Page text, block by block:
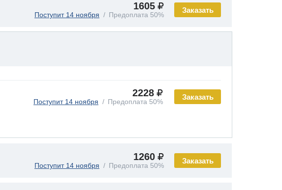
Заказать
1605
Поступит 14 ноября Предоплата 50%
Заказать
2228
Поступит 14 ноября Предоплата 50%
Заказать
1260
Поступит 14 ноября Предоплата 50%